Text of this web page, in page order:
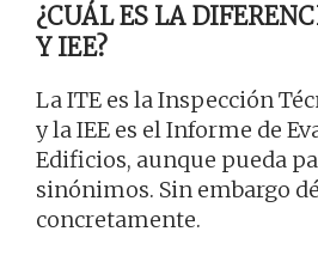
¿CUÁL ES LA
Y IEE?
La ITE es la Inspección
y la IEE es el Informe de
Edificios, aunque pueda
sinónimos. Sin embargo
concretamente.